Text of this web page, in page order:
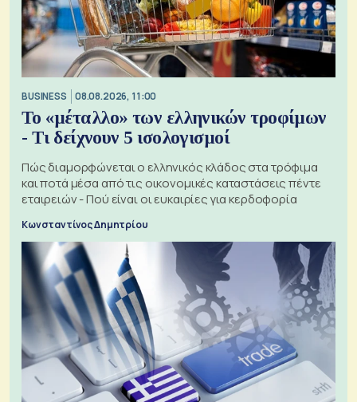
BUSINESS 08.08.2026, 11:00
Το «μέταλλο» των ελληνικών τροφίμων
- Τι δείχνουν 5 ισολογισμοί
Πώς διαμορφώνεται ο ελληνικός κλάδος στα τρόφιμα
και ποτά μέσα από τις οικονομικές καταστάσεις πέντε
εταιρειών - Πού είναι οι ευκαιρίες για κερδοφορία
Κωνσταντίνος Δημητρίου